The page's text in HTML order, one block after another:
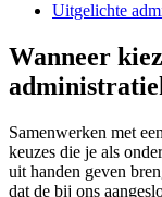
Uitgelichte
Wanneer
Samenwerken met
keuzes die je als
uit handen geven
dat de bij ons